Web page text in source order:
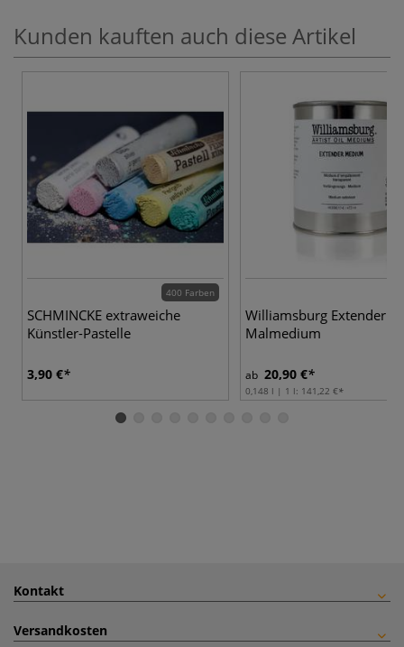
Kunden kauften auch diese Artikel
400 Farben
SCHMINCKE extraweiche
Künstler-Pastelle
3,90 €
Williamsburg Extender
Malmedium
ab 20,90 €
0,148 l | 1 l: 141,22 €
Kontakt
Versandkosten